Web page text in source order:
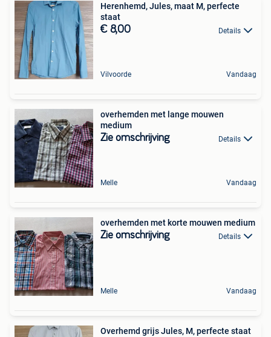
Herenhemd, Jules, maat M, perfecte
staat
€ 8,00 Details
Vilvoorde Vandaag
overhemden met lange mouwen
medium
Zie omschrijving Details
Melle Vandaag
overhemden met korte mouwen medium
Zie omschrijving Details
Melle Vandaag
Overhemd grijs Jules, M, perfecte staat